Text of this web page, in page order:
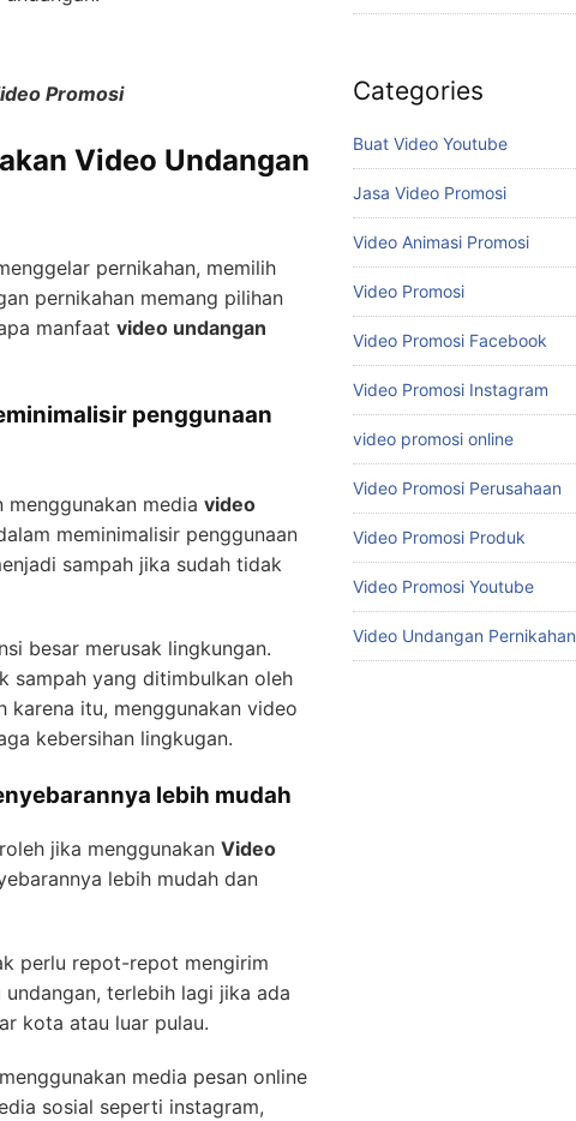
Promosi
Video Undangan
pernikahan, memilih
pernikahan memang pilihan
manfaat video undangan
penggunaan
media video
meminimalisir penggunaan
sampah jika sudah tidak
besar merusak lingkungan.
sampah yang ditimbulkan oleh
karena itu, menggunakan video
kebersihan lingkugan.
lebih mudah
jika menggunakan Video
lebih mudah dan
perlu repot-repot mengirim
terlebih lagi jika ada
kota atau luar pulau.
media pesan online
sosial seperti instagram,
Categories
Buat Video Youtube
Jasa Video Promosi
Video Animasi Promosi
Video Promosi
Video Promosi Facebook
Video Promosi Instagram
video promosi online
Video Promosi Perusahaan
Video Promosi Produk
Video Promosi Youtube
Video Undangan Pernikahan